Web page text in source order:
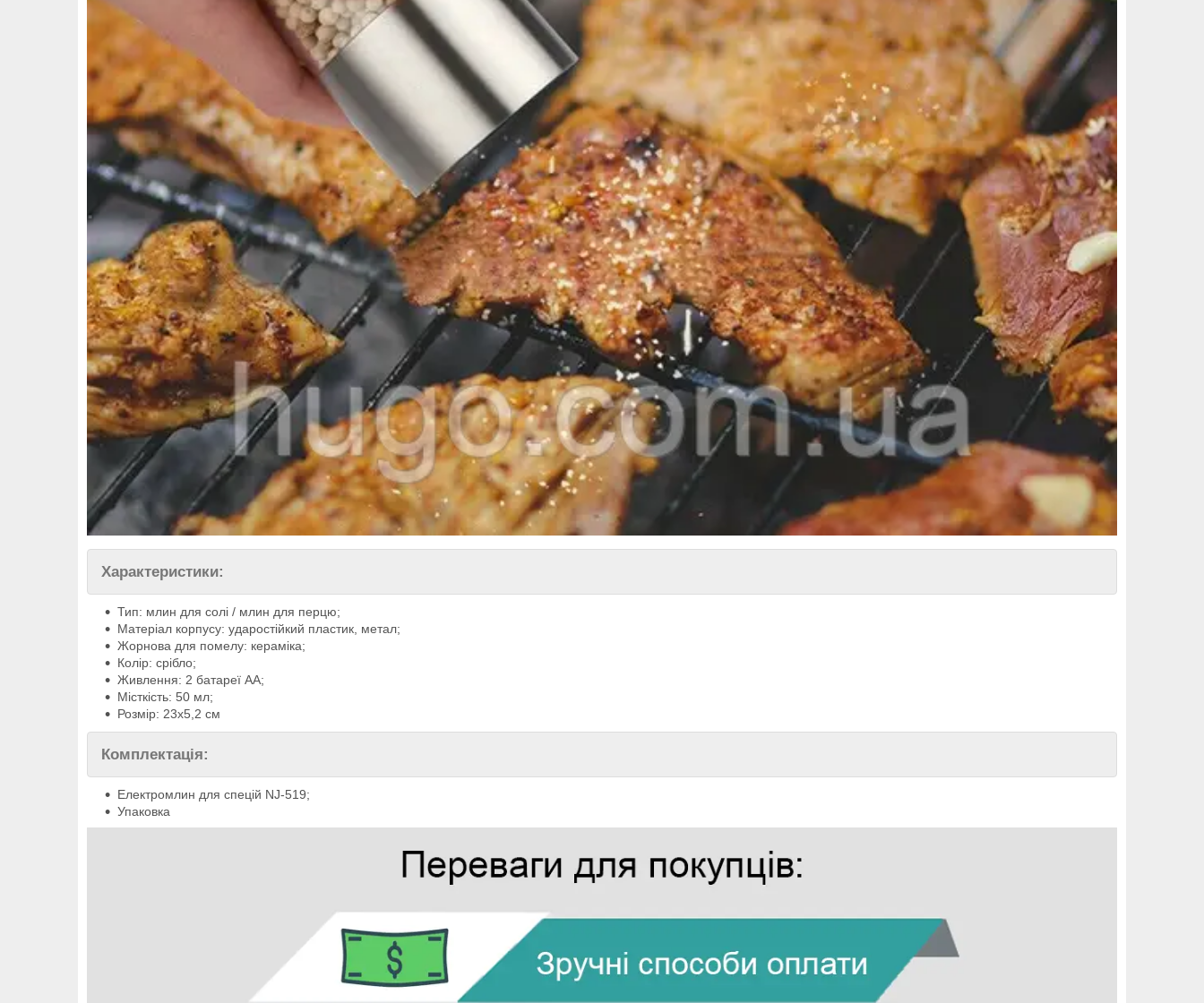
Характеристики:
Тип: млин для солі / млин для перцю;
Матеріал корпусу: ударостійкий пластик, метал;
Жорнова для помелу: кераміка;
Колір: срібло;
Живлення: 2 батареї АА;
Місткість: 50 мл;
Розмір: 23х5,2 см
Комплектація:
Електромлин для спецій NJ-519;
Упаковка